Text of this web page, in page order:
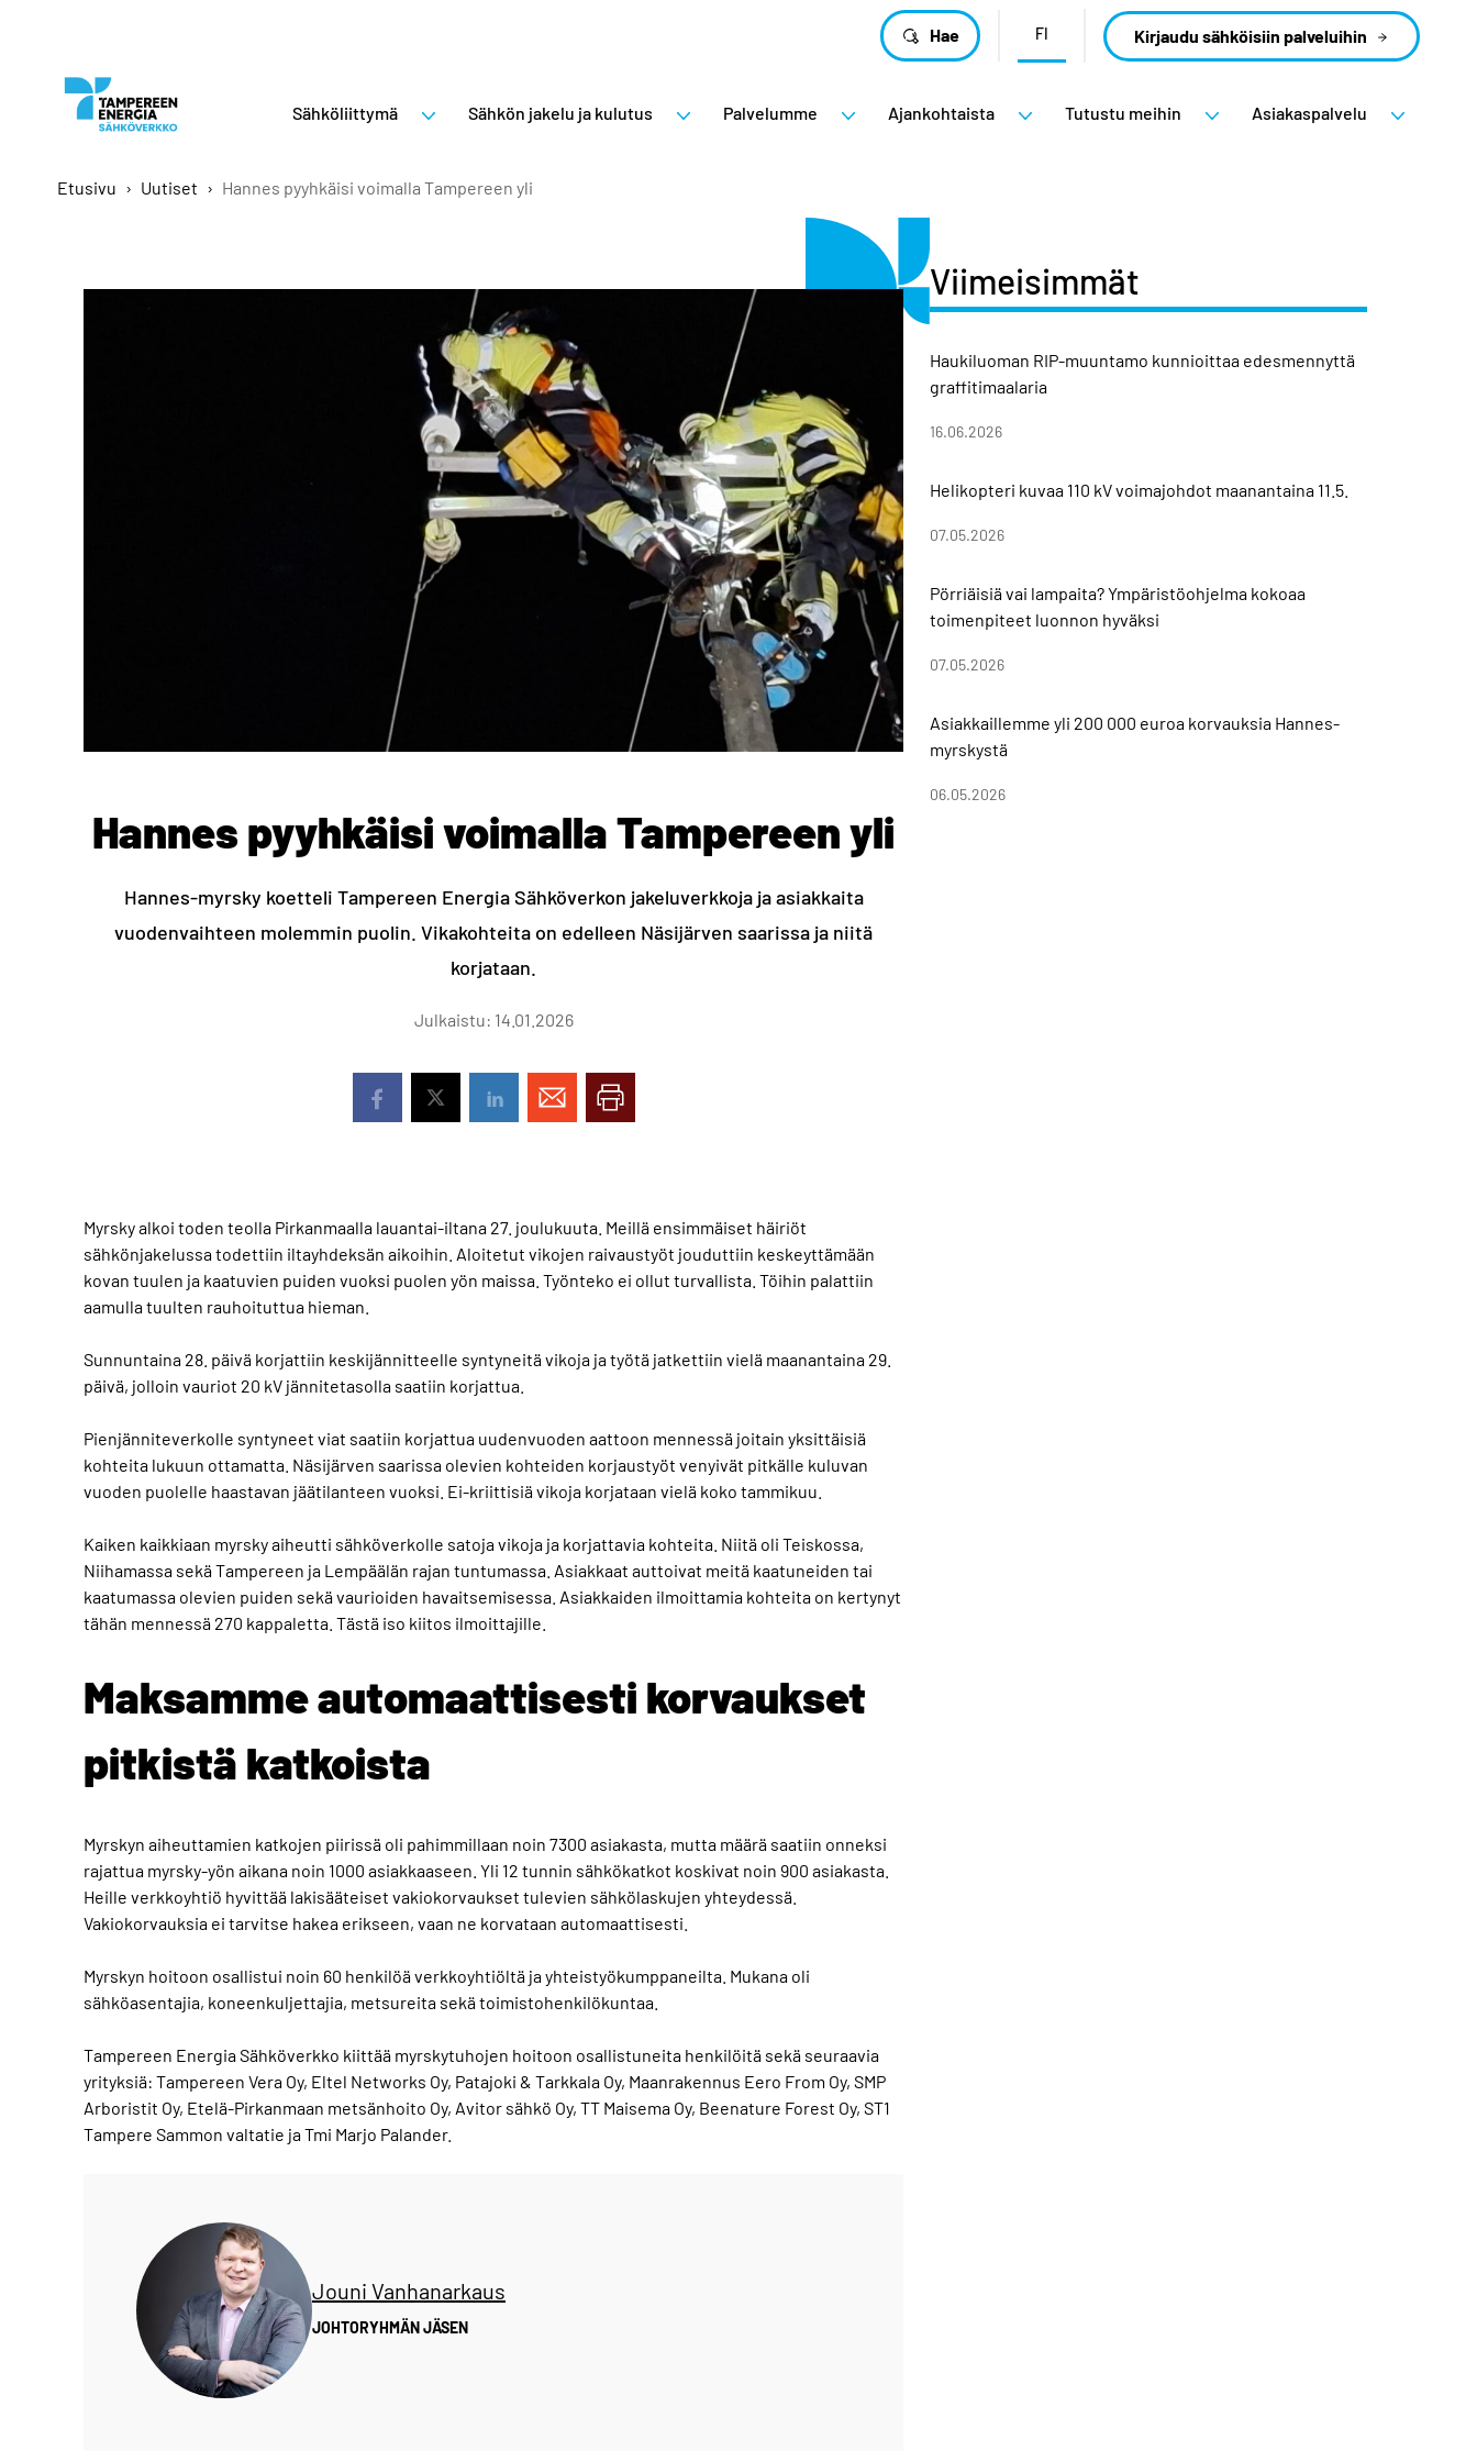
Hae FI Kirjaudu sähköisiin palveluihin
Sähköliittymä Sähkön jakelu ja kulutus Palvelumme Ajankohtaista Tutustu meihin Asiakaspalvelu
Etusivu › Uutiset › Hannes pyyhkäisi voimalla Tampereen yli
Hannes pyyhkäisi voimalla Tampereen yli
Hannes-myrsky koetteli Tampereen Energia Sähköverkon jakeluverkkoja ja asiakkaita
vuodenvaihteen molemmin puolin. Vikakohteita on edelleen Näsijärven saarissa ja niitä
korjataan.
Julkaistu: 14.01.2026
Myrsky alkoi toden teolla Pirkanmaalla lauantai-iltana 27. joulukuuta. Meillä ensimmäiset häiriöt
sähkönjakelussa todettiin iltayhdeksän aikoihin. Aloitetut vikojen raivaustyöt jouduttiin keskeyttämään
kovan tuulen ja kaatuvien puiden vuoksi puolen yön maissa. Työnteko ei ollut turvallista. Töihin palattiin
aamulla tuulten rauhoituttua hieman.
Sunnuntaina 28. päivä korjattiin keskijännitteelle syntyneitä vikoja ja työtä jatkettiin vielä maanantaina 29.
päivä, jolloin vauriot 20 kV jännitetasolla saatiin korjattua.
Pienjänniteverkolle syntyneet viat saatiin korjattua uudenvuoden aattoon mennessä joitain yksittäisiä
kohteita lukuun ottamatta. Näsijärven saarissa olevien kohteiden korjaustyöt venyivät pitkälle kuluvan
vuoden puolelle haastavan jäätilanteen vuoksi. Ei-kriittisiä vikoja korjataan vielä koko tammikuu.
Kaiken kaikkiaan myrsky aiheutti sähköverkolle satoja vikoja ja korjattavia kohteita. Niitä oli Teiskossa,
Niihamassa sekä Tampereen ja Lempäälän rajan tuntumassa. Asiakkaat auttoivat meitä kaatuneiden tai
kaatumassa olevien puiden sekä vaurioiden havaitsemisessa. Asiakkaiden ilmoittamia kohteita on kertynyt
tähän mennessä 270 kappaletta. Tästä iso kiitos ilmoittajille.
Maksamme automaattisesti korvaukset
pitkistä katkoista
Myrskyn aiheuttamien katkojen piirissä oli pahimmillaan noin 7300 asiakasta, mutta määrä saatiin onneksi
rajattua myrsky-yön aikana noin 1000 asiakkaaseen. Yli 12 tunnin sähkökatkot koskivat noin 900 asiakasta.
Heille verkkoyhtiö hyvittää lakisääteiset vakiokorvaukset tulevien sähkölaskujen yhteydessä.
Vakiokorvauksia ei tarvitse hakea erikseen, vaan ne korvataan automaattisesti.
Myrskyn hoitoon osallistui noin 60 henkilöä verkkoyhtiöltä ja yhteistyökumppaneilta. Mukana oli
sähköasentajia, koneenkuljettajia, metsureita sekä toimistohenkilökuntaa.
Tampereen Energia Sähköverkko kiittää myrskytuhojen hoitoon osallistuneita henkilöitä sekä seuraavia
yrityksiä: Tampereen Vera Oy, Eltel Networks Oy, Patajoki & Tarkkala Oy, Maanrakennus Eero From Oy, SMP
Arboristit Oy, Etelä-Pirkanmaan metsänhoito Oy, Avitor sähkö Oy, TT Maisema Oy, Beenature Forest Oy, ST1
Tampere Sammon valtatie ja Tmi Marjo Palander.
Jouni Vanhanarkaus
JOHTORYHMÄN JÄSEN
Viimeisimmät
Haukiluoman RIP-muuntamo kunnioittaa edesmennyttä
graffitimaalaria
16.06.2026
Helikopteri kuvaa 110 kV voimajohdot maanantaina 11.5.
07.05.2026
Pörriäisiä vai lampaita? Ympäristöohjelma kokoaa
toimenpiteet luonnon hyväksi
07.05.2026
Asiakkaillemme yli 200 000 euroa korvauksia Hannes-
myrskystä
06.05.2026